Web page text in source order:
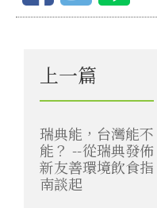
上一篇
瑞典能，台灣能不
能？ --從瑞典發佈
新友善環境飲食指
南談起